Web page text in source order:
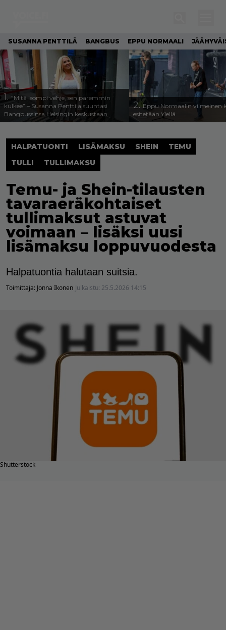
SUSANNA PENTTILÄ BANGBUS EPPU NORMAALI
1.”Mitä isompi vehje, sen paremmin
kulkee” – Susanna Penttilä suuntasi
Bangbussinsa Helsingin keskustaan
2. Eppu Normaalin viimeinen
esitetään Ylellä
HALPATUONTI LISÄMAKSU SHEIN
TEMU
TULLI
TULLIMAKSU
Temu- ja Shein-tilausten
tavaraeräkohtaiset
tullimaksut astuvat
voimaan – lisäksi uusi
lisämaksu loppuvuodesta
Halpatuontia halutaan suitsia.
Toimittaja: Jonna Ikonen Julkaistu: 25.5.2026 14:15
Shutterstock